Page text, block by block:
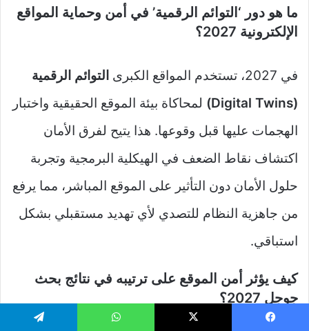
ما هو دور ‘التوائم الرقمية’ في أمن وحماية المواقع
الإلكترونية 2027؟
في 2027، تستخدم المواقع الكبرى
التوائم الرقمية
(Digital Twins)
لمحاكاة بيئة الموقع الحقيقية واختبار
الهجمات عليها قبل وقوعها. هذا يتيح لفرق الأمان
اكتشاف نقاط الضعف في الهيكلية البرمجية وتجربة
حلول الأمان دون التأثير على الموقع المباشر، مما يرفع
من جاهزية النظام للتصدي لأي تهديد مستقبلي بشكل
استباقي.
كيف يؤثر أمن الموقع على ترتيبه في نتائج بحث
جوجل 2027؟